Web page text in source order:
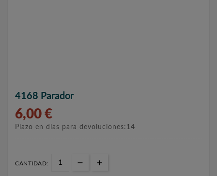
4168 Parador
6,00 €
Plazo en días para devoluciones:14
CANTIDAD: